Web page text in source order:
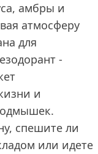
амбры и
атмосферу
для
-
и
спешите ли
или идете